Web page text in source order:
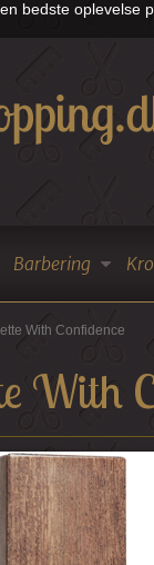
bedste oplevelse
Barbering
With Confidence
With